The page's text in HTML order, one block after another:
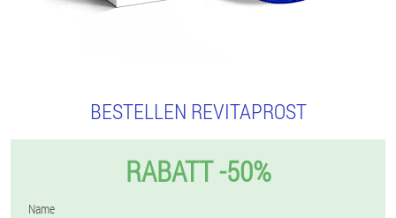
BESTELLEN REVITAPROST
RABATT -50%
Name